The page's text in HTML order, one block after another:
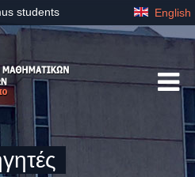
students English